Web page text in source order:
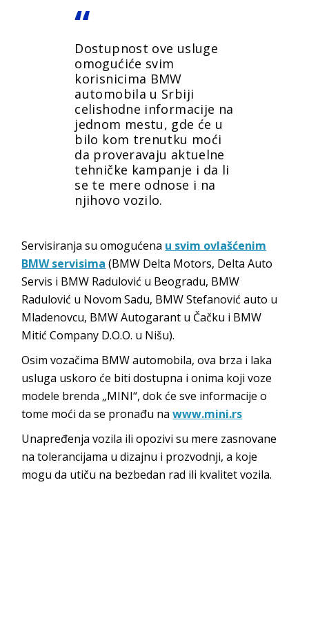
Dostupnost ove usluge
omogućiće svim
korisnicima BMW
automobila u Srbiji
celishodne informacije na
jednom mestu, gde će u
bilo kom trenutku moći
da proveravaju aktuelne
tehničke kampanje i da li
se te mere odnose i na
njihovo vozilo.
Servisiranja su omogućena u svim ovlašćenim
BMW servisima (BMW Delta Motors, Delta Auto
Servis i BMW Radulović u Beogradu, BMW
Radulović u Novom Sadu, BMW Stefanović auto u
Mladenovcu, BMW Autogarant u Čačku i BMW
Mitić Company D.O.O. u Nišu).
Osim vozačima BMW automobila, ova brza i laka
usluga uskoro će biti dostupna i onima koji voze
modele brenda „MINI“, dok će sve informacije o
tome moći da se pronađu nawww.mini.rs
Unapređenja vozila ili opozivi su mere zasnovane
na tolerancijama u dizajnu i prozvodnji, a koje
mogu da utiču na bezbedan rad ili kvalitet vozila.